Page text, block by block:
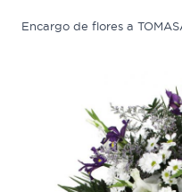
Encargo de flores a